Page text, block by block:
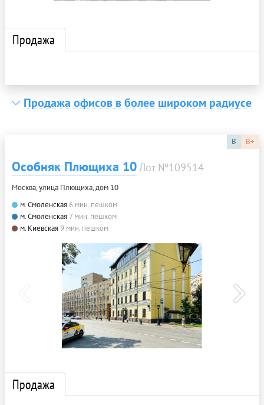
Продажа
Продажа офисов в более широком радиусе
B B+
Особняк Плющиха 10Лот №109514
Москва, улица Плющиха, дом 10
м. Смоленская 6 мин. пешком
м. Смоленская 7 мин. пешком
м. Киевская9 мин. пешком
Продажа